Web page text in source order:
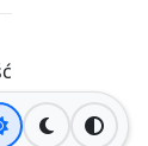
motyw
Ciemny